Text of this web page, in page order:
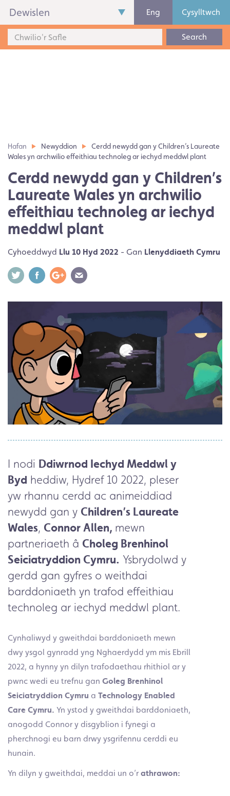
Dewislen Eng Cysylltwch
Search
Hafan Newyddion
Cerdd newydd gan y Children’s Laureate
Wales yn archwilio effeithiau technoleg ar iechyd meddwl plant
Cerdd newydd gan y Children’s
Laureate Wales yn archwilio
effeithiau technoleg ar iechyd
meddwl plant
Cyhoeddwyd Llu 10 Hyd 2022 - Gan Llenyddiaeth Cymru
I nodi Ddiwrnod Iechyd Meddwl y
Byd heddiw, Hydref 10 2022, pleser
yw rhannu cerdd ac animeiddiad
newydd gan y Children’s Laureate
Wales, Connor Allen, mewn
partneriaeth â Choleg Brenhinol
Seiciatryddion Cymru. Ysbrydolwd y
gerdd gan gyfres o weithdai
barddoniaeth yn trafod effeithiau
technoleg ar iechyd meddwl plant.
Cynhaliwyd y gweithdai barddoniaeth mewn
dwy ysgol gynradd yng Nghaerdydd ym mis Ebrill
2022, a hynny yn dilyn trafodaethau rhithiol ar y
pwnc wedi eu trefnu gan Goleg Brenhinol
Seiciatryddion Cymru a Technology Enabled
Care Cymru. Yn ystod y gweithdai barddoniaeth,
anogodd Connor y disgyblion i fynegi a
pherchnogi eu barn drwy ysgrifennu cerddi eu
hunain.
Yn dilyn y gweithdai, meddai un o’r athrawon: